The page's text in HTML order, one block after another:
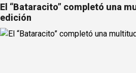
El “Bataracito” completó una
edición